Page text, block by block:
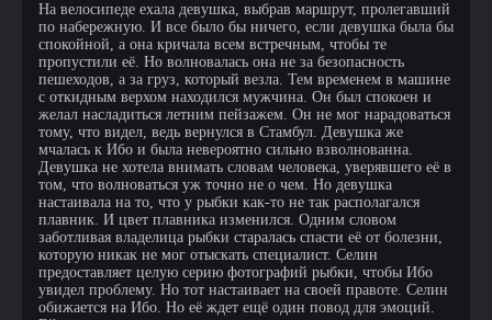
На велосипеде ехала девушка, выбрав маршрут, пролегавший
по набережную. И все было бы ничего, если девушка была бы
спокойной, а она кричала всем встречным, чтобы те
пропустили её. Но волновалась она не за безопасность
пешеходов, а за груз, который везла. Тем временем в машине
с откидным верхом находился мужчина. Он был спокоен и
желал насладиться летним пейзажем. Он не мог нарадоваться
тому, что видел, ведь вернулся в Стамбул. Девушка же
мчалась к Ибо и была невероятно сильно взволнованна.
Девушка не хотела внимать словам человека, уверявшего её в
том, что волноваться уж точно не о чем. Но девушка
настаивала на то, что у рыбки как-то не так располагался
плавник. И цвет плавника изменился. Одним словом
заботливая владелица рыбки старалась спасти её от болезни,
которую никак не мог отыскать специалист. Селин
предоставляет целую серию фотографий рыбки, чтобы Ибо
увидел проблему. Но тот настаивает на своей правоте. Селин
обижается на Ибо. Но её ждет ещё один повод для эмоций.